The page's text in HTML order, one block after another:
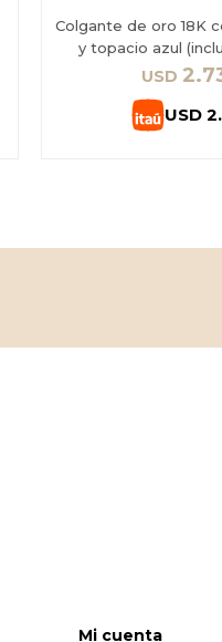
Colgante de oro 18K
y topacio azul
USD
USD
Mi cuenta